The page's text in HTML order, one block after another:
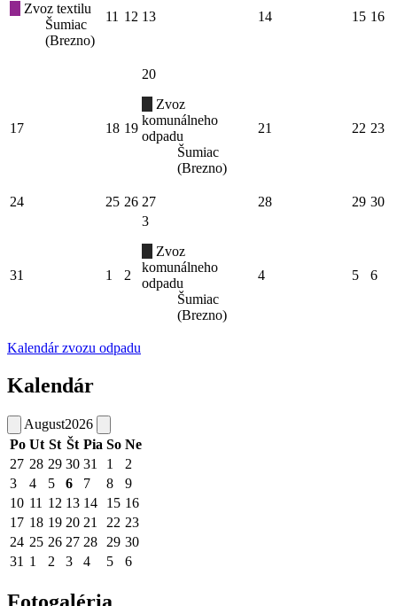
Zvoz textilu
Šumiac
(Brezno)
11 12 13 14 15 16
17 18 19
20
Zvoz
komunálneho
odpadu
Šumiac
(Brezno)
21 22 23
24 25 26 27 28 29 30
31 1 2
3
Zvoz
komunálneho
odpadu
Šumiac
(Brezno)
4 5 6
Kalendár zvozu odpadu
Kalendár
August2026
Po Ut St Št Pia So Ne
27 28 29 30 31 1
2
3
4 5 6 7 8
9
10 11 12 13 14 15 16
17 18 19 20 21 22 23
24 25 26 27 28 29 30
31 1 2 3 4 5 6